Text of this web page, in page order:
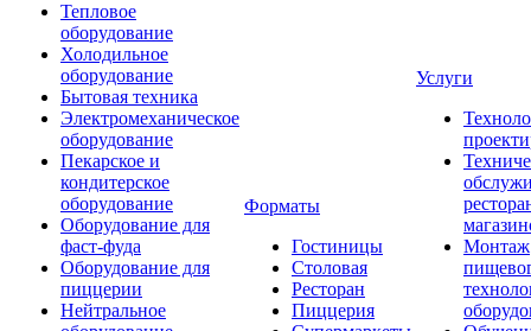
Тепловое
оборудование
Холодильное
оборудование
Бытовая техника
Электромеханическое
оборудование
Пекарское и
кондитерское
оборудование
Оборудование для
фаст-фуда
Оборудование для
пиццерии
Нейтральное
Форматы
Гостиницы
Столовая
Ресторан
Пиццерия
Услуги
Монтаж